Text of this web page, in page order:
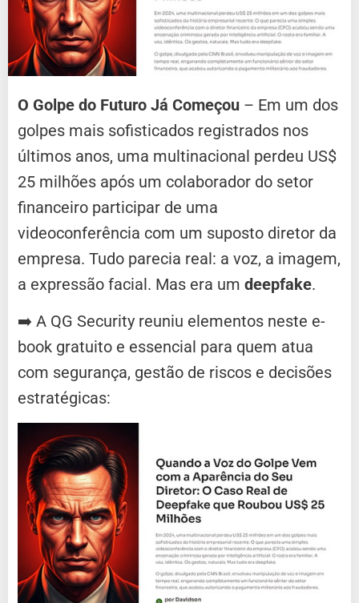
O Golpe do Futuro Já Começou – Em um dos
golpes mais sofisticados registrados nos
últimos anos, uma multinacional perdeu US$
25 milhões após um colaborador do setor
financeiro participar de uma
videoconferência com um suposto diretor da
empresa. Tudo parecia real: a voz, a imagem,
a expressão facial. Mas era um deepfake.
➡️ A QG Security reuniu elementos neste e-
book gratuito e essencial para quem atua
com segurança, gestão de riscos e decisões
estratégicas: